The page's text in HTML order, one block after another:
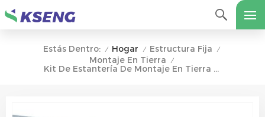
Estás Dentro: / Hogar / Estructura Fija /
Montaje En Tierra /
Kit De Estantería De Montaje En Tierra Solar